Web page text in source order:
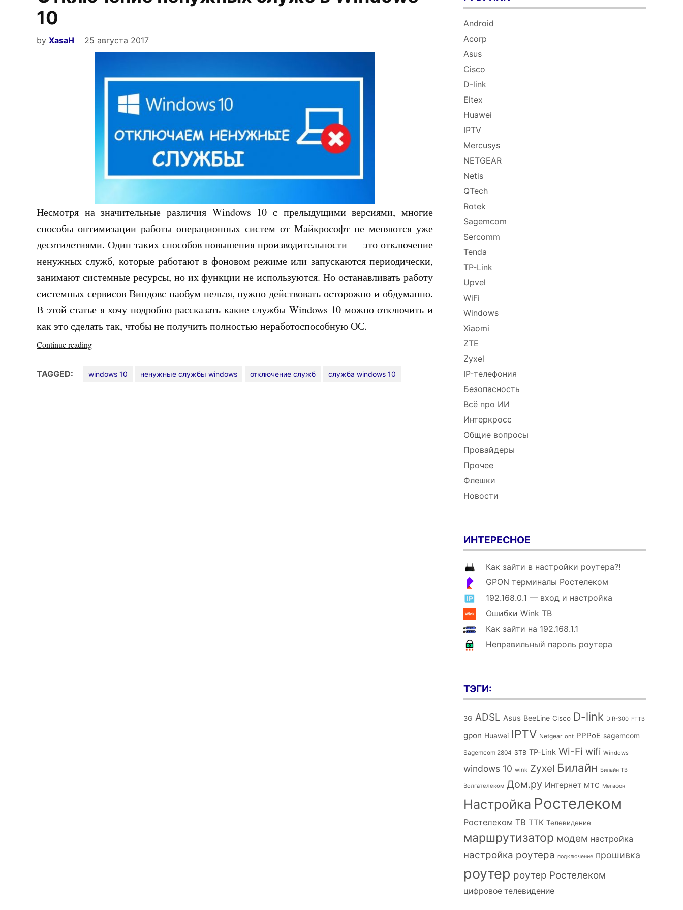
10
by XasaH 25 августа 2017
Несмотря на значительные различия Windows 10 с прелыдущими версиями, многие
способы оптимизации работы операционных систем от Майкрософт не меняются уже
десятилетиями. Один таких способов повышения производительности — это отключение
ненужных служб, которые работают в фоновом режиме или запускаются периодически,
занимают системные ресурсы, но их функции не используются. Но останавливать работу
системных сервисов Виндовс наобум нельзя, нужно действовать осторожно и обдуманно.
В этой статье я хочу подробно рассказать какие службы Windows 10 можно отключить и
как это сделать так, чтобы не получить полностью неработоспособную ОС.
Continue reading«Отключение
служб
TAGGED: windows 10 ненужные службы windows отключение служб служба windows 10
Android
Acorp
Asus
Cisco
D-link
Eltex
Huawei
IPTV
Mercusys
NETGEAR
Netis
QTech
Rotek
Sagemcom
Sercomm
Tenda
TP-Link
Upvel
WiFi
Windows
Xiaomi
ZTE
Zyxel
IP-телефония
Безопасность
Всё про ИИ
Интеркросс
Общие вопросы
Провайдеры
Прочее
Флешки
Новости
ИНТЕРЕСНОЕ
Как зайти в настройки роутера?!
GPON терминалы Ростелеком
192.168.0.1 — вход и настройка
Ошибки Wink ТВ
Как зайти на 192.168.1.1
Неправильный пароль роутера
ТЭГИ:
3G ADSL Asus BeeLine Cisco D-link DIR-300 FTTB
gpon Huawei IPTV Netgear ont PPPoE sagemcom
Sagemcom 2804 STB TP-Link Wi-Fi wifi Windows
windows 10 wink Zyxel Билайн Билайн ТВ
Волгателеком Дом.ру Интернет МТС Мегафон
Настройка Ростелеком
Ростелеком ТВ ТТК Телевидение
маршрутизатор модем настройка
настройка роутера подключение прошивка
роутер роутер Ростелеком
цифровое телевидение